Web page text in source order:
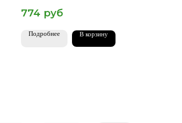
774 руб
Подробнее В корзину